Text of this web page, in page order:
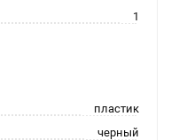
1
пластик
черный